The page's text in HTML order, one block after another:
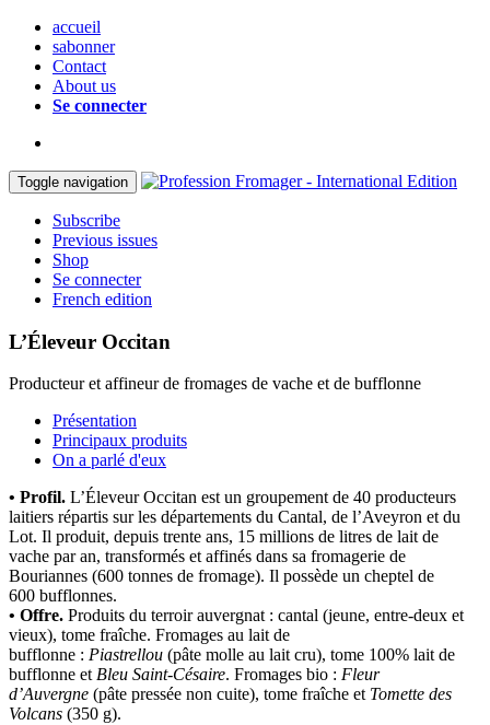
accueil
sabonner
Contact
About us
Se connecter
Toggle navigation
Subscribe
Previous issues
Shop
Se connecter
French edition
L’Éleveur Occitan
Producteur et affineur de fromages de vache et de bufflonne
Présentation
Principaux produits
On a parlé d'eux
• Profil. L’Éleveur Occitan est un groupement de 40 producteurs
laitiers répartis sur les départements du Cantal, de l’Aveyron et du
Lot. Il produit, depuis trente ans, 15 millions de litres de lait de
vache par an, transformés et affinés dans sa fromagerie de
Bouriannes (600 tonnes de fromage). Il possède un cheptel de
600 bufflonnes.
• Offre. Produits du terroir auvergnat : cantal (jeune, entre-deux et
vieux), tome fraîche. Fromages au lait de
bufflonne : Piastrellou (pâte molle au lait cru), tome 100% lait de
bufflonne etBleu Saint-Césaire. Fromages bio : Fleur
d’Auvergne (pâte pressée non cuite), tome fraîche et Tomette des
Volcans (350 g).